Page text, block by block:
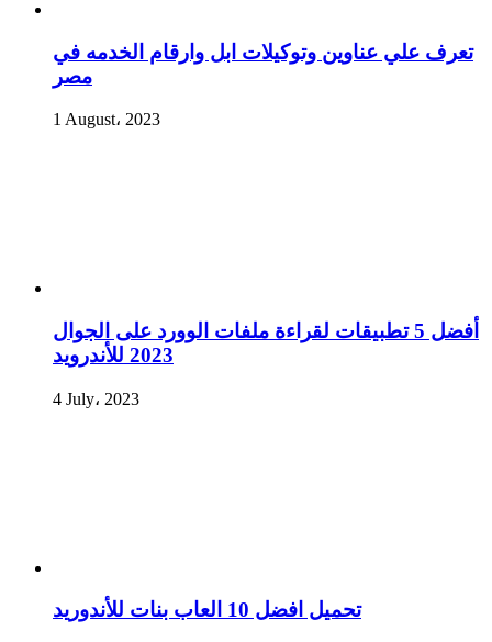
تعرف علي عناوين وتوكيلات ابل وارقام الخدمه في
مصر
1 August، 2023
أفضل 5 تطبيقات لقراءة ملفات الوورد على الجوال
2023 للأندرويد
4 July، 2023
تحميل افضل 10 العاب بنات للأندوريد